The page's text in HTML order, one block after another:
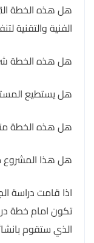
هل هذه الخطة
الفنية والتقنية
هل هذه الخطة
هل يستطيع
هل هذه الخطة
هل هذا المشروع
اذا قامت دراسة
تكون امام خطة
الذي ستقوم